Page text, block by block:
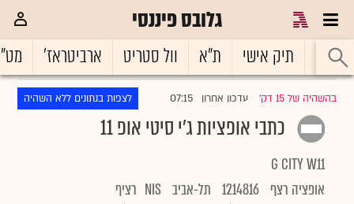
גלובס פיננסי
ראשי תיק אישי ת"א וול סטריט ארביטראז'
בהשהיה של 15 דק' |עדכון אחרון 07:15 לצפות בנתונים ללא השהיה
כתבי אופציות ג'י סיטי אופ 11
G CITY W11
אופציה רצף 1214816 תל-אביב NIS רציף